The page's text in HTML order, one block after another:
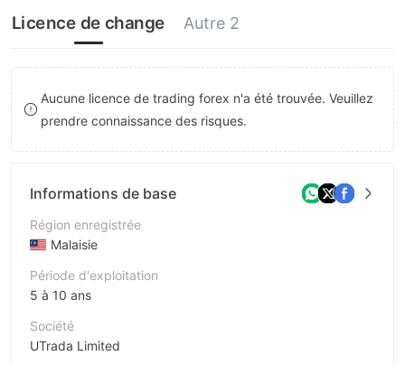
9 8
9
7
8
9
Licence de change Autre 2
Aucune licence de trading forex n'a été trouvée. Veuillez
prendre connaissance des risques.
Informations de base
Région enregistrée
Malaisie
Période d'exploitation
5 à 10 ans
Société
UTrada Limited